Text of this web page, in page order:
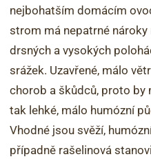
nejbohatším domácím
strom má nepatrné nároky
drsných a vysokých
srážek. Uzavřené, málo
chorob a škůdců, proto by
tak lehké, málo humózní
Vhodné jsou svěží,
případně rašelinová